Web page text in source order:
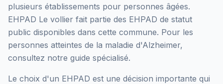
plusieurs établissements pour personnes âgées.
EHPAD Le vollier fait partie des EHPAD de statut
public disponibles dans cette commune. Pour les
personnes atteintes de la maladie d'Alzheimer,
consultez notre guide spécialisé.
Le choix d'un EHPAD est une décision importante qui